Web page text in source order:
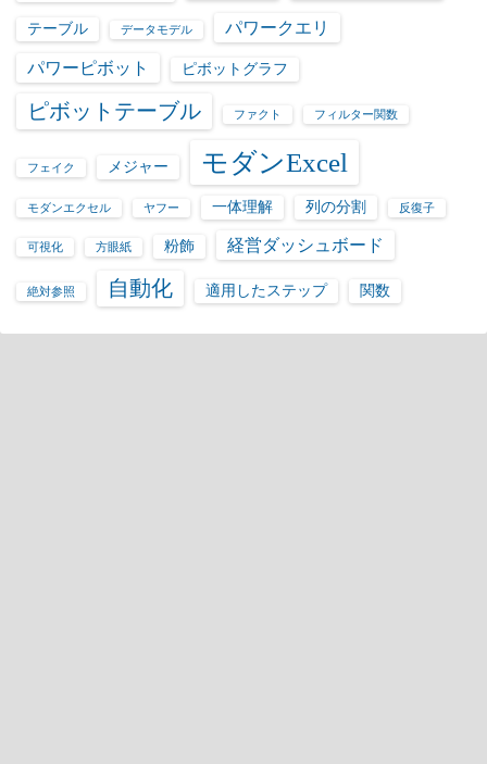
テーブル データモデル
パワークエリ
パワーピボット
ピボットグラフ
ピボットテーブル ファクト フィルター関数
フェイク メジャー モダンExcel
モダンエクセル ヤフー 一体理解 列の分割 反復子
可視化 方眼紙 粉飾 経営ダッシュボード
絶対参照 自動化 適用したステップ 関数